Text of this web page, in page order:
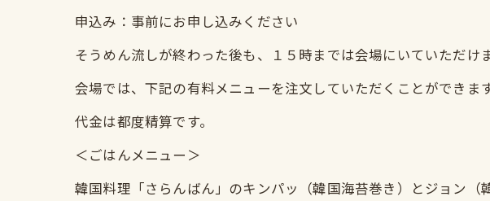
申込み：事前にお申し込みください
そうめん流しが終わった後も、１５時までは会場にいていただけま
会場では、下記の有料メニューを注文していただくことができます
代金は都度精算です。
＜ごはんメニュー＞
韓国料理「さらんばん」のキンパッ（韓国海苔巻き）とジョ